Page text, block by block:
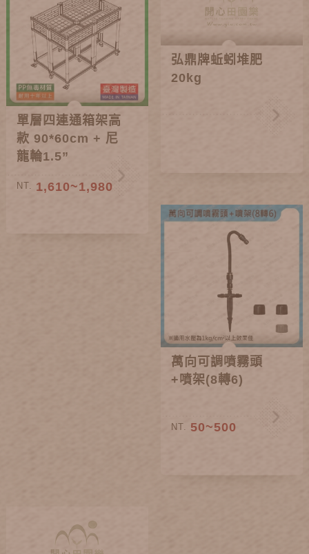
單層四連通箱架高
款 90*60cm + 尼
龍輪1.5”
NT. 1,610~1,980
弘鼎牌蚯蚓堆肥
20kg
萬向可調噴霧頭
+噴架(8轉6)
NT. 50~500